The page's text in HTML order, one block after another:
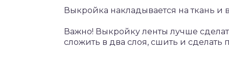
Выкройка накладывается на ткань и
Важно! Выкройку ленты лучше
сложить в два слоя, сшить и сделать